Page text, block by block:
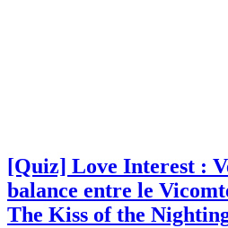
[Quiz] Love Interest :
balance entre le
The Kiss of the